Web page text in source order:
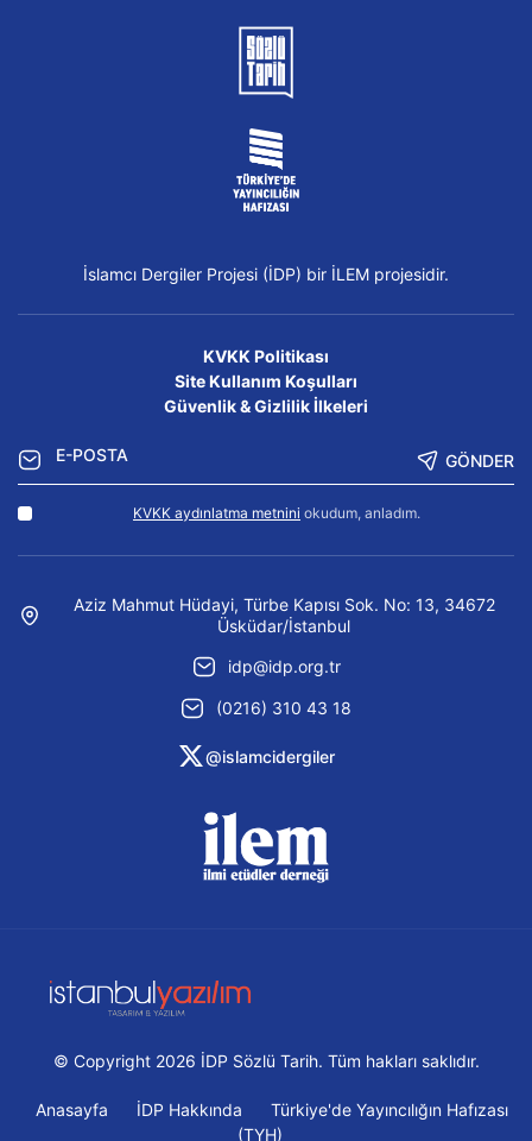
İslamcı Dergiler Projesi (İDP) bir İLEM projesidir.
KVKK Politikası
Site Kullanım Koşulları
Güvenlik & Gizlilik İlkeleri
GÖNDER
KVKK aydınlatma metnini okudum, anladım.
Aziz Mahmut Hüdayi, Türbe Kapısı Sok. No: 13, 34672
Üsküdar/İstanbul
idp@idp.org.tr
(0216) 310 43 18
@islamcidergiler
© Copyright 2026 İDP Sözlü Tarih. Tüm hakları saklıdır.
Anasayfa İDP Hakkında
Türkiye'de Yayıncılığın Hafızası
(TYH)